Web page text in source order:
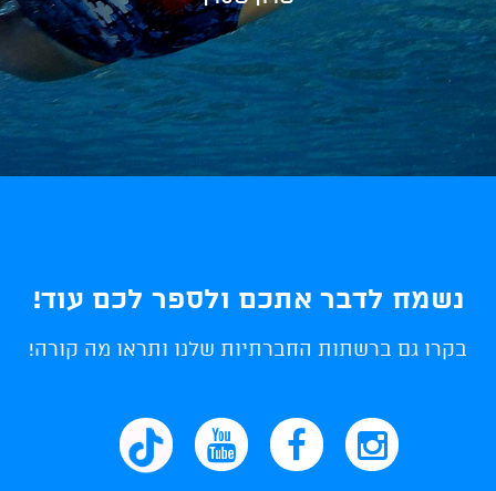
נשמח לדבר אתכם ולספר לכם עוד!
בקרו גם ברשתות החברתיות שלנו ותראו מה קורה!